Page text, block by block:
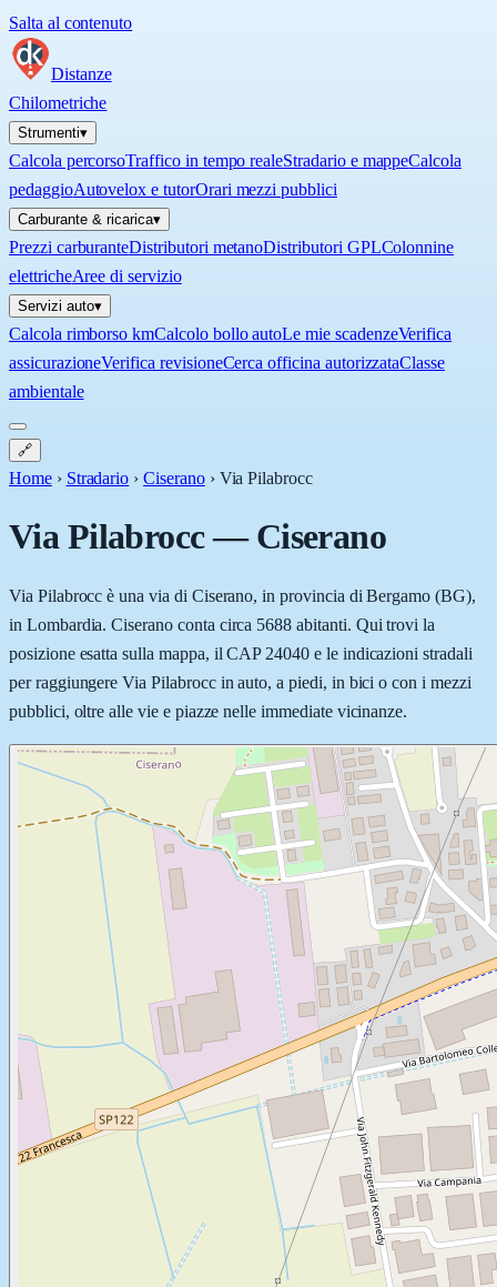
Salta al contenuto
Distanze
Chilometriche
Strumenti▾
Calcola percorsoTraffico in tempo realeStradario e mappeCalcola
pedaggioAutovelox e tutorOrari mezzi pubblici
Carburante & ricarica▾
Prezzi carburanteDistributori metanoDistributori GPLColonnine
elettricheAree di servizio
Servizi auto▾
Calcola rimborso kmCalcolo bollo autoLe mie scadenzeVerifica
assicurazioneVerifica revisioneCerca officina autorizzataClasse
ambientale
🔗
Home › Stradario › Ciserano › Via Pilabrocc
Via Pilabrocc—Ciserano
Via Pilabrocc è una via di Ciserano, in provincia di Bergamo (BG),
in Lombardia. Ciserano conta circa 5688 abitanti. Qui trovi la
posizione esatta sulla mappa, il CAP 24040 e le indicazioni stradali
per raggiungere Via Pilabrocc in auto, a piedi, in bici o con i mezzi
pubblici, oltre alle vie e piazze nelle immediate vicinanze.